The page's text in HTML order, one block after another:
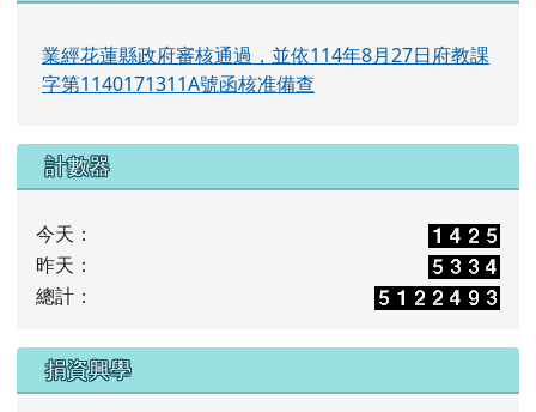
業經花蓮縣政府審核通過，並依114年8月27日府教課
字第1140171311A號函核准備查
計數器
今天：
昨天：
總計：
捐資興學